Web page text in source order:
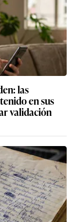
las
en sus
validación